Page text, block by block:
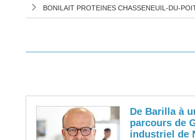
BONILAIT PROTEINES CHASSENEUIL-DU-
De Barilla à
parcours de
industriel de